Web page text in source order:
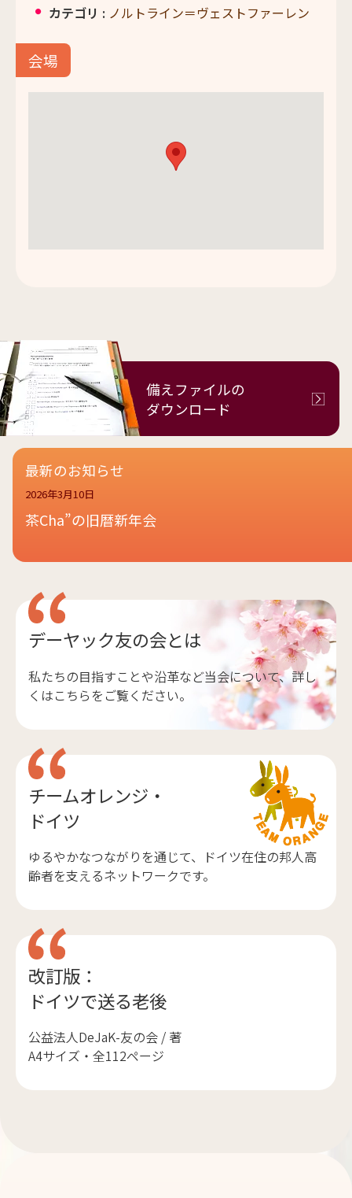
カテゴリ : ノルトライン＝ヴェストファーレン
会場
備えファイルの
ダウンロード
最新のお知らせ
2026年3月10日
茶Cha”の旧暦新年会
デーヤック友の会とは
私たちの目指すことや沿革など当会について、詳し
くはこちらをご覧ください。
チームオレンジ・
ドイツ
ゆるやかなつながりを通じて、ドイツ在住の邦人高
齢者を支えるネットワークです。
改訂版：
ドイツで送る老後
公益法人DeJaK-友の会 / 著
A4サイズ・全112ページ